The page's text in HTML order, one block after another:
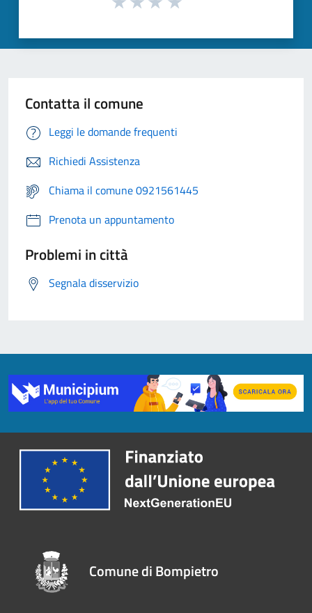
Contatta il comune
Leggi le domande frequenti
Richiedi Assistenza
Chiama il comune 0921561445
Prenota un appuntamento
Problemi in città
Segnala disservizio
Comune di Bompietro